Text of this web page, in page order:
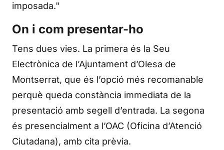
imposada."
On i com presentar-ho
Tens dues vies. La primera és la Seu
Electrònica de l’Ajuntament d’Olesa de
Montserrat, que és l’opció més recomanable
perquè queda constància immediata de la
presentació amb segell d’entrada. La segona
és presencialment a l’OAC (Oficina d’Atenció
Ciutadana), amb cita prèvia.